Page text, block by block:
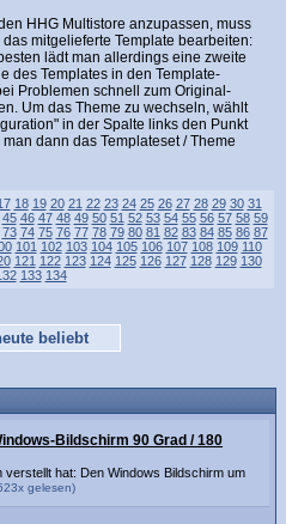
HHG Multistore anzupassen, muss
das mitgelieferte Template bearbeiten:
lädt man allerdings eine zweite
des Templates in den Template-
Problemen schnell zum Original-
Um das Theme zu wechseln, wählt
in der Spalte links den Punkt
dann das Templateset / Theme
18 19 20 21 22 23 24 25 26 27 28 29 30 31
45 46 47 48 49 50 51 52 53 54 55 56 57 58 59
73 74 75 76 77 78 79 80 81 82 83 84 85 86 87
101 102 103 104 105 106 107 108 109 110
121 122 123 124 125 126 127 128 129 130
133 134
beliebt
Bildschirm 90 Grad / 180
verstellt hat: Den Windows Bildschirm um
gelesen)